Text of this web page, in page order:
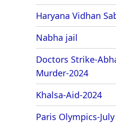
Haryana Vidhan
Nabha jail
Doctors Strike-
Murder-2024
Khalsa-Aid-2024
Paris Olympics-